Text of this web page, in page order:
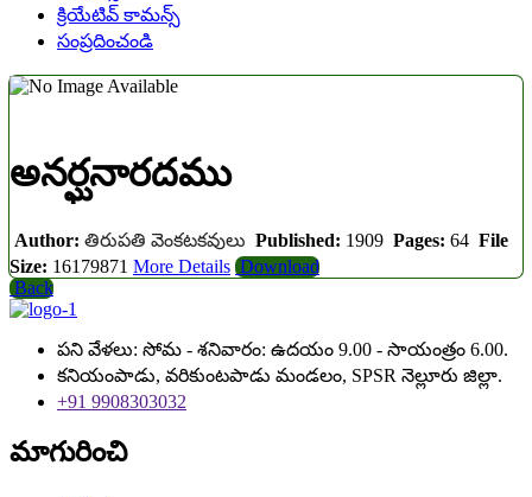
క్రియేటివ్ కామన్స్
సంప్రదించండి
అనర్ఘనారదము
Author: తిరుపతి వెంకటకవులు Published: 1909 Pages: 64 File
Size: 16179871 More Details Download
Back
పని వేళలు: సోమ - శనివారం: ఉదయం 9.00 - సాయంత్రం 6.00.
కనియంపాడు, వరికుంటపాడు మండలం, SPSR నెల్లూరు జిల్లా.
+91 9908303032
మాగురించి